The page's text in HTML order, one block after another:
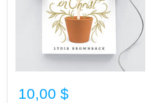
10,00 $